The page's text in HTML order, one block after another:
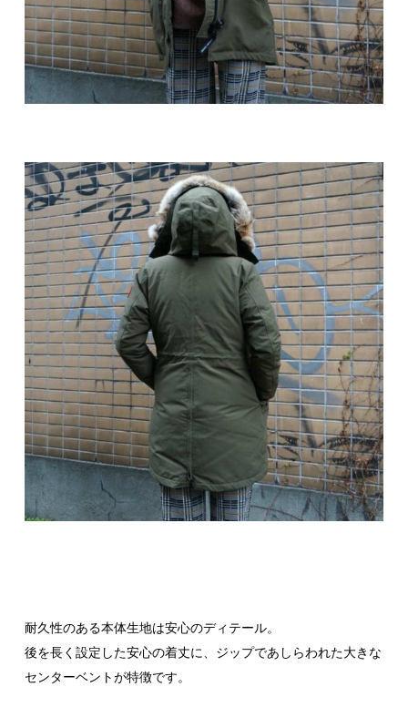
耐久性のある本体生地は安心のディテール。
後を長く設定した安心の着丈に、ジップであしらわれた大きな
センターベントが特徴です。